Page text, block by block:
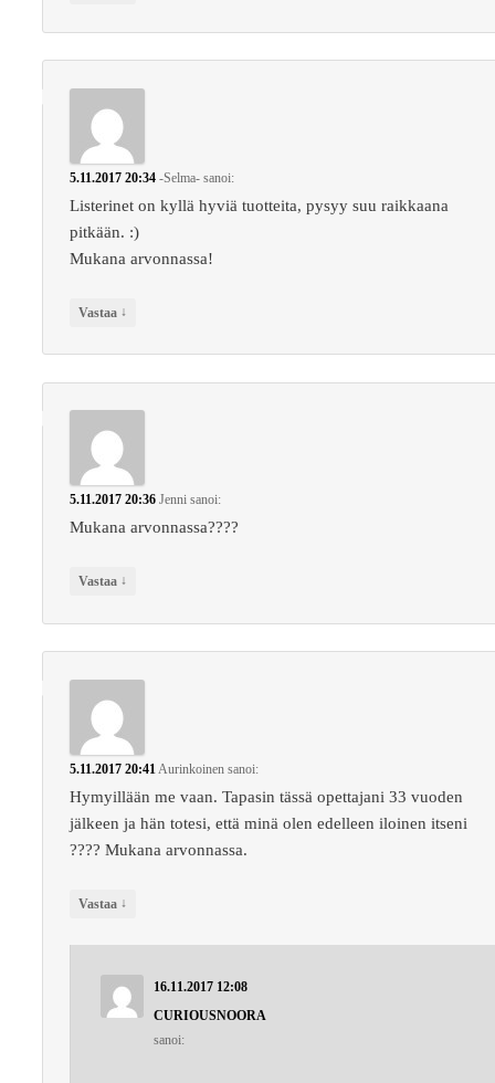
5.11.2017 20:34 -Selma- sanoi:
Listerinet on kyllä hyviä tuotteita, pysyy suu raikkaana
pitkään. :)
Mukana arvonnassa!
Vastaa ↓
5.11.2017 20:36 Jenni sanoi:
Mukana arvonnassa????
Vastaa ↓
5.11.2017 20:41 Aurinkoinen sanoi:
Hymyillään me vaan. Tapasin tässä opettajani 33 vuoden
jälkeen ja hän totesi, että minä olen edelleen iloinen itseni
???? Mukana arvonnassa.
Vastaa ↓
16.11.2017 12:08
CURIOUSNOORA
sanoi: